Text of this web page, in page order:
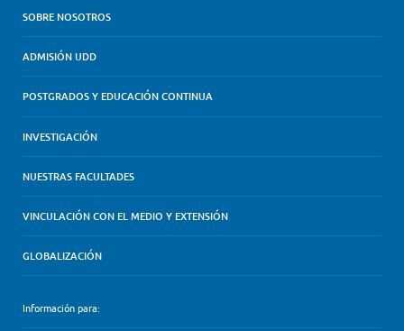
SOBRE NOSOTROS
ADMISIÓN UDD
POSTGRADOS Y EDUCACIÓN CONTINUA
INVESTIGACIÓN
NUESTRAS FACULTADES
VINCULACIÓN CON EL MEDIO Y EXTENSIÓN
GLOBALIZACIÓN
Información para: